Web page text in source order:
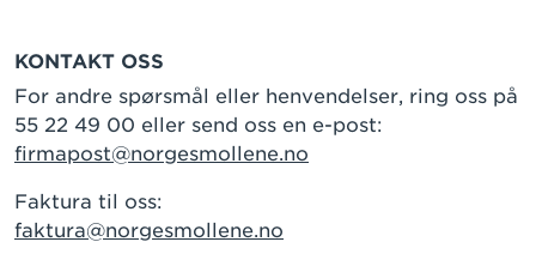
KONTAKT OSS
For andre spørsmål eller henvendelser, ring oss på
55 22 49 00 eller send oss en e-post:
firmapost@norgesmollene.no
Faktura til oss:
faktura@norgesmollene.no